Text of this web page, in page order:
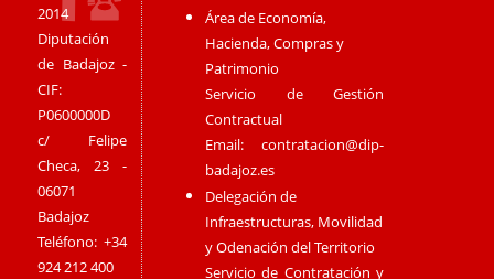
2014
Diputación
de Badajoz -
CIF:
P0600000D
c/ Felipe
Checa, 23 -
06071
Badajoz
Teléfono: +34
924 212 400
Área de Economía,
Hacienda, Compras y
Patrimonio
Servicio de Gestión
Contractual
Email:contratacion@dip-
badajoz.es
Delegación de
Infraestructuras, Movilidad
y Odenación del Territorio
Servicio de Contratación y